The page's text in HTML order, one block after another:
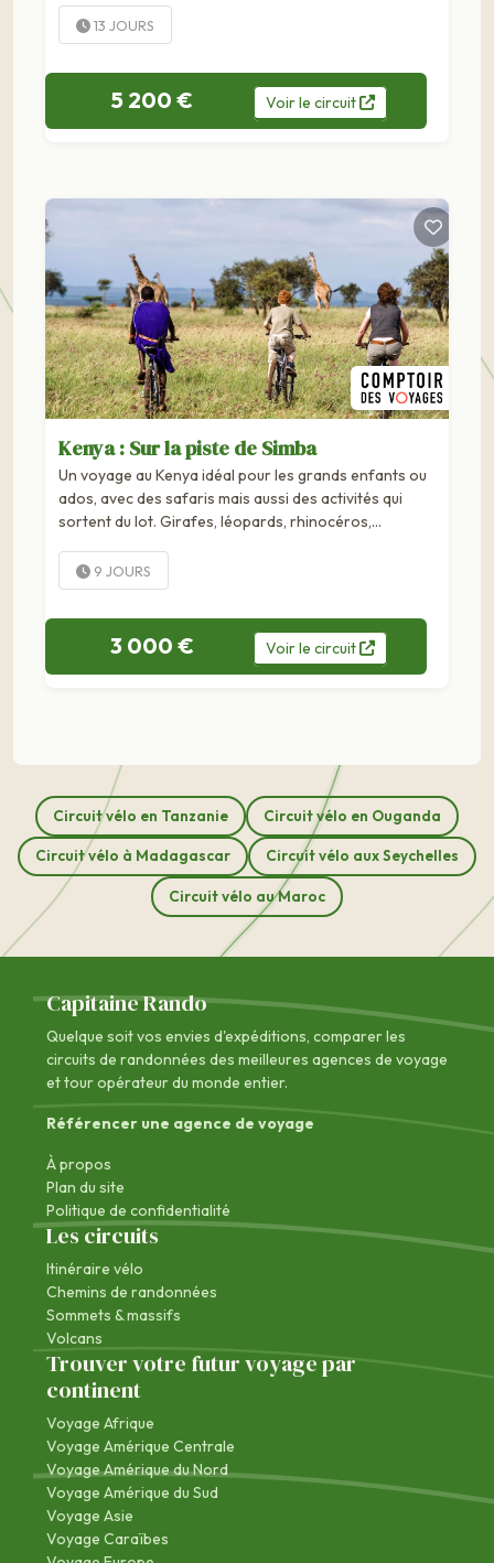
faune est riche dans ce pays. Rien qu'en...
13 JOURS
5 200 € Voirle circuit
Kenya : Sur la piste de Simba
Un voyage au Kenya idéal pour les grands enfants ou
ados, avec des safaris mais aussi des activités qui
sortent du lot. Girafes, léopards, rhinocéros,
réunir toutes les idoles de nos livres d'enfant. Depuis...
9 JOURS
3 000 € Voirle circuit
Circuit vélo en Tanzanie Circuit vélo en Ouganda
Circuit vélo à Madagascar Circuit vélo aux Seychelles
Circuit vélo au Maroc
Capitaine Rando
Quelque soit vos envies d'expéditions, comparer les
circuits de randonnées des meilleures agences de voyage
et tour opérateur du monde entier.
Référencer une agence de voyage
À propos
Plan du site
Politique de confidentialité
Les circuits
Itinéraire vélo
Chemins de randonnées
Sommets & massifs
Volcans
Trouver votre futur voyage par
continent
Voyage Afrique
Voyage Amérique Centrale
Voyage Amérique du Nord
Voyage Amérique du Sud
Voyage Asie
Voyage Caraïbes